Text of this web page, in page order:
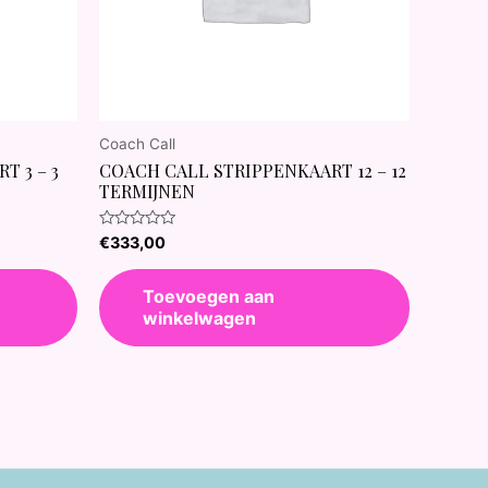
3 – 3
Coach Call
COACH CALL STRIPPENKAART 12 – 12
TERMIJNEN
Waardering
0
5
€333,00
Toevoegen aan
winkelwagen